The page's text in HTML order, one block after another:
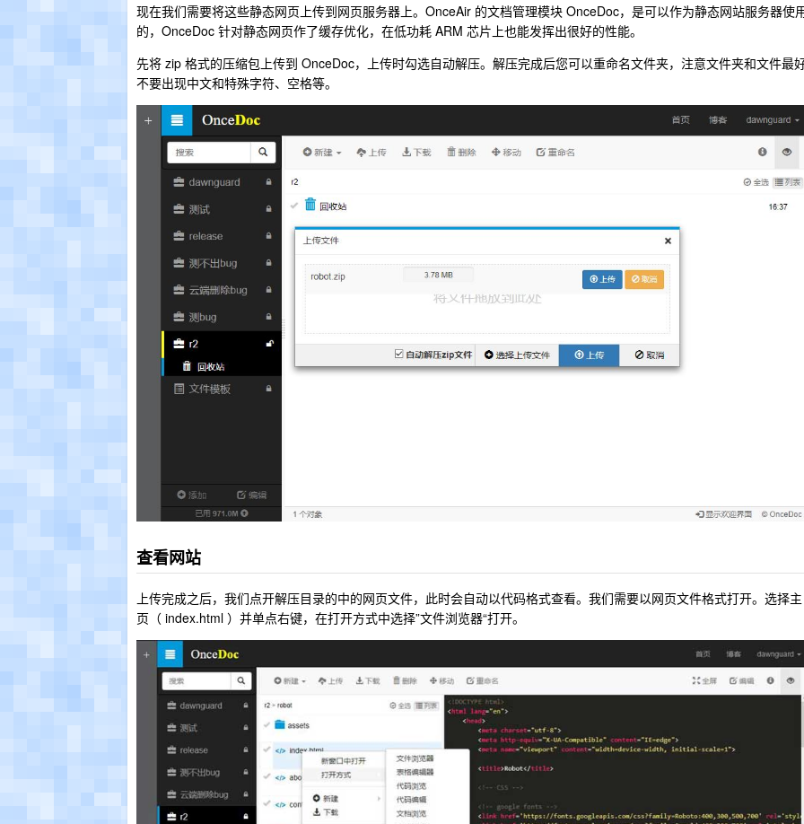
现在我们需要将这些静态网页上传到网页服务器上。OnceAir 的文档管理模块 OnceDoc，是可以作为静态网站服务器使
的，OnceDoc 针对静态网页作了缓存优化，在低功耗 ARM 芯片上也能发挥出很好的性能。
先将 zip 格式的压缩包上传到 OnceDoc，上传时勾选自动解压。解压完成后您可以重命名文件夹，注意文件夹和文件最
不要出现中文和特殊字符、空格等。
查看网站
上传完成之后，我们点开解压目录的中的网页文件，此时会自动以代码格式查看。我们需要以网页文件格式打开。选择主
页（ index.html ）并单点右键，在打开方式中选择”文件浏览器“打开。